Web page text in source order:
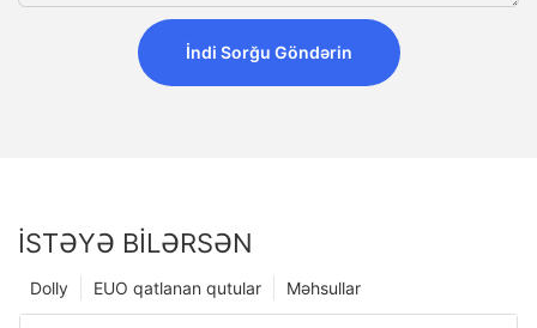
İndi Sorğu Göndərin
İSTƏYƏ BILƏRSƏN
Məhsullar
EUO qatlanan qutular
Dolly